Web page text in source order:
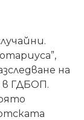
на
в ГДБОП.